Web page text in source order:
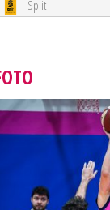
Split